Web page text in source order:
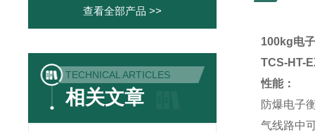
查看全部产品 >>
TECHNICAL ARTICLES
相关文章
100kg电
TCS-HT-
性能：
防爆电子
气线路中